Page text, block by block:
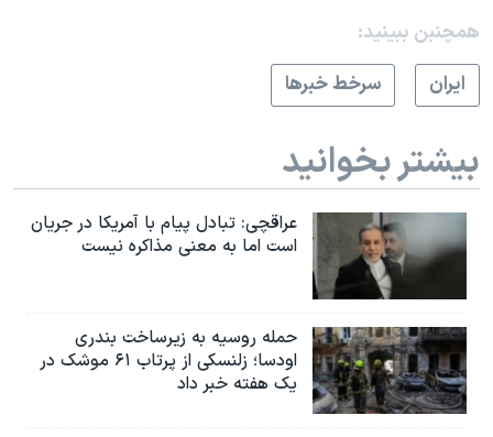
همچنبن ببینید:
ايران
سرخط خبرها
بیشتر بخوانید
عراقچی: تبادل پیام با آمریکا در جریان
است اما به معنی مذاکره نیست
حمله روسیه به زیرساخت بندری
اودسا؛ زلنسکی از پرتاب ۶۱ موشک در
یک هفته خبر داد